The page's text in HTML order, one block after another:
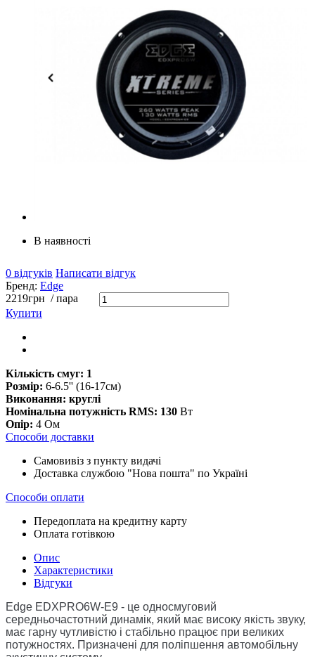
В наявності
0 відгуків Написати відгук
Бренд: Edge
2219грн / пара
Купити
Кількість смуг: 1
Розмір: 6-6.5'' (16-17см)
Виконання: круглі
Номінальна потужність RMS: 130 Вт
Опір: 4 Ом
Способи доставки
Самовивіз з пункту видачі
Доставка службою "Нова пошта" по Україні
Способи оплати
Передоплата на кредитну карту
Оплата готівкою
Опис
Характеристики
Відгуки
Edge EDXPRO6W-E9 - це односмуговий
середньочастотний динамік, який має високу якість звуку,
має гарну чутливістю і стабільно працює при великих
потужностях. Призначені для поліпшення автомобільну